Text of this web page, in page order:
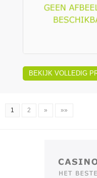
BEKIJK VOLLEDIG
1 2 » »»